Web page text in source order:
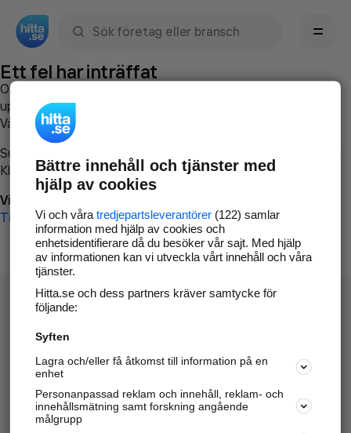
Ett fel har inträffat
Om du vill kan du
uppstod så att vi lättare och snabbare kan avhjälpa det.
Vänligen försök med följande:
Surfa till
Klicka påTillbaka-knappen i webbläsaren och försök igen
Vi beklagar besväret!
Till startsidan
Hitta.se - Gratis nummerupplysning.
Sök företag, personer och platser.
Hitta telefonnummer, adresser, företagsinfo mm.
Bättre innehåll och tjänster med
hjälp av cookies
Vi och våra tredjepartsleverantörer(122) samlar
information med hjälp av cookies och
enhetsidentifierare då du besöker vår sajt. Med hjälp
av informationen kan vi utveckla vårt innehåll och våra
tjänster.
Hitta.se och dess partners kräver samtycke för
följande:
Syften
Lagra och/eller få åtkomst till information på en
enhet
Personanpassad reklam och innehåll, reklam- och
innehållsmätning samt forskning angående
målgrupp